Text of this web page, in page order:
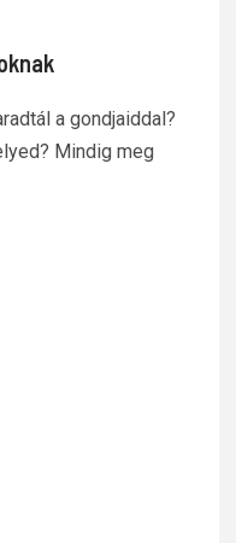
a gondjaiddal?
Mindig meg